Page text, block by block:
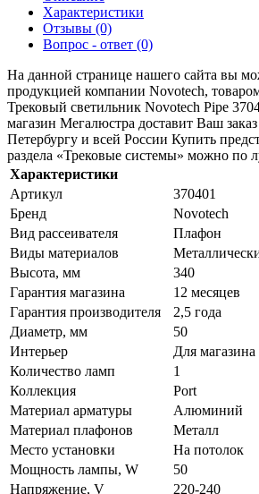
Характеристики
Отзывы (0)
Вопрос - ответ (0)
На данной странице нашего сайта вы
продукцией компании Novotech,
Трековый светильник Novotech Pipe
магазин Мегалюстра доставит Ваш
Петербургу и всей России Купить
раздела «Трековые системы» можно по
Характеристики
Артикул
370401
Бренд
Novotech
Вид рассеивателя
Плафон
Виды материалов
Высота, мм
340
Гарантия магазина
12 месяцев
Гарантия производителя
2,5 года
Диаметр, мм
50
Интерьер
Для магазина
Количество ламп
1
Коллекция
Port
Материал арматуры
Алюминий
Материал плафонов
Металл
Место установки
На потолок
Мощность лампы, W
50
Напряжение, V
220-240